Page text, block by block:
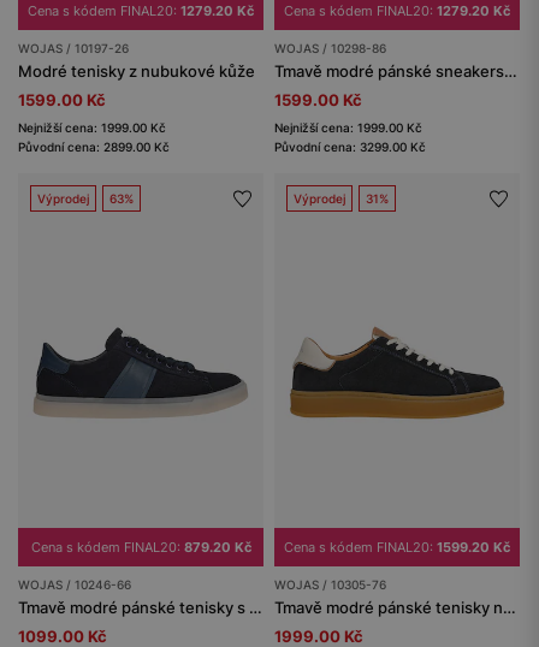
Cena s kódem FINAL20: 1279.20 Kč
WOJAS / 10197-26
Modré tenisky z nubukové kůže
1599.00 Kč
Nejnižší cena: 1999.00 Kč
Původní cena: 2899.00 Kč
Cena s kódem FINAL20: 1279.20 Kč
WOJAS / 10298-86
Tmavě modré pánské sneakers se šedými vložkami
1599.00 Kč
Nejnižší cena: 1999.00 Kč
Původní cena: 3299.00 Kč
Výprodej 63%
Cena s kódem FINAL20: 879.20 Kč
WOJAS / 10246-66
Tmavě modré pánské tenisky s koženkovou vložkou z lícové kůže
1099.00 Kč
Výprodej 31%
Cena s kódem FINAL20: 1599.20 Kč
WOJAS / 10305-76
Tmavě modré pánské tenisky na ploché podrážce
1999.00 Kč